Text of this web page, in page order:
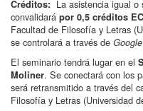
Créditos: La asistencia igual o
convalidará por 0,5 créditos
Facultad de Filosofía y Letras
se controlará a través de
El seminario tendrá lugar en el
Moliner. Se conectará con los
será retransmitido a través del
Filosofía y Letras (Universidad